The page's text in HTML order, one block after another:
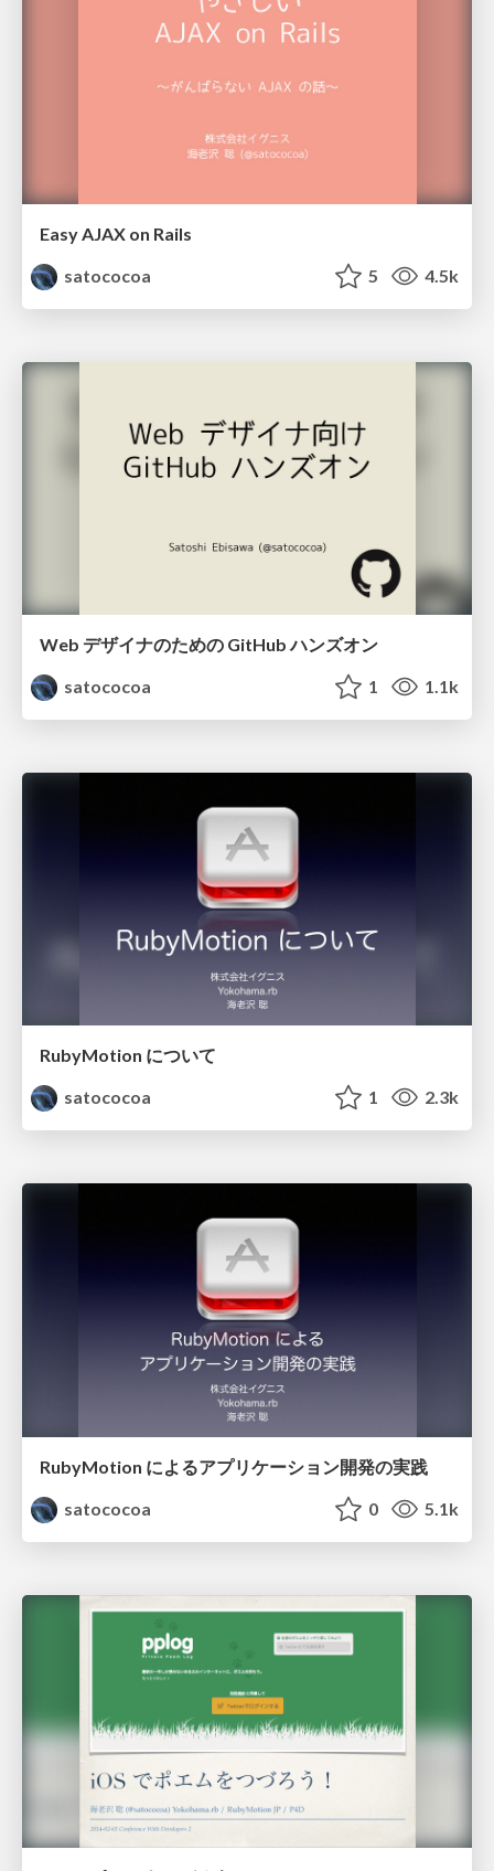
Easy AJAX on Rails
satococoa
5 4.5k
Web デザイナのための GitHub ハンズオン
satococoa
1 1.1k
RubyMotion について
satococoa
1 2.3k
RubyMotion によるアプリケーション開発の実践
satococoa
0 5.1k